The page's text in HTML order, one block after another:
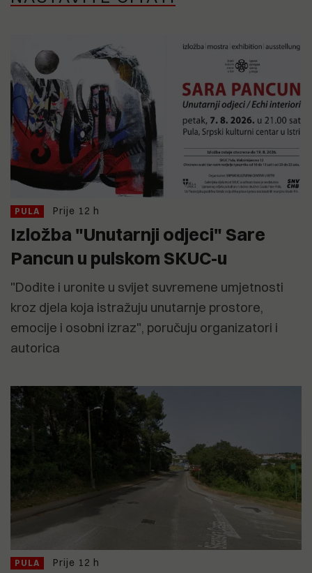
PULA Prije 12 h
Izložba "Unutarnji odjeci" Sare
Pancun u pulskom SKUC-u
"Dođite i uronite u svijet suvremene umjetnosti
kroz djela koja istražuju unutarnje prostore,
emocije i osobni izraz", poručuju organizatori i
autorica
PULA Prije 12 h